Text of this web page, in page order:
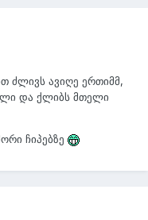
ძლივს ავიღე ერთიმმ,
და ქლიბს მთელი
ჩიპებზე